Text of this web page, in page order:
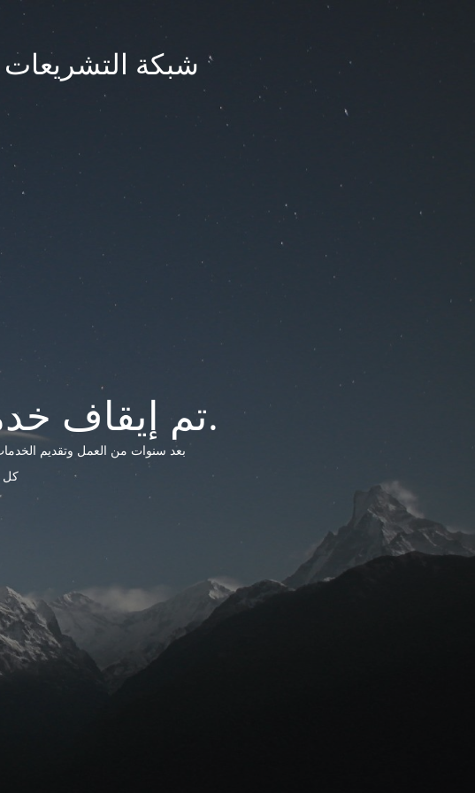
شبكة التشريعات
تم إيقاف خدمات شبكة التشريعات الليبية.
بعد سنوات من العمل وتقديم الخدمات
كل